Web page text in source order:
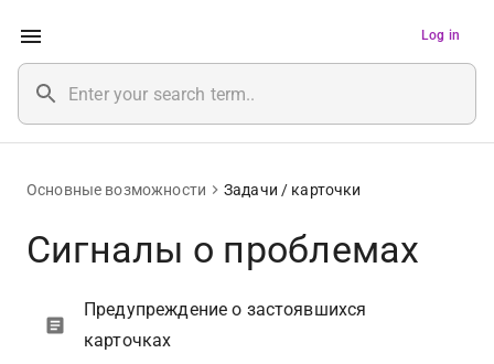
Log in
Основные возможности Задачи / карточки
Сигналы о проблемах
Предупреждение о застоявшихся
карточках